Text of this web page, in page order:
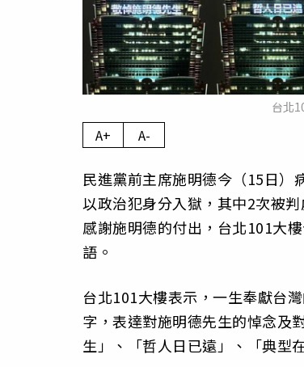
台北
A+ A-
民進黨前主席施明德今（15日）
以政治犯身分入獄，其中2次被
感謝施明德的付出，台北101大
語。
台北101大樓表示，一生奉獻台
字，表達對施明德先生的悼念及
生」、「哲人日已遠」、「典型